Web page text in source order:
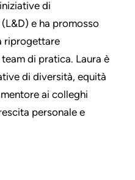
di
e ha promosso
riprogettare
di pratica. Laura è
di diversità, equità
ai colleghi
personale e